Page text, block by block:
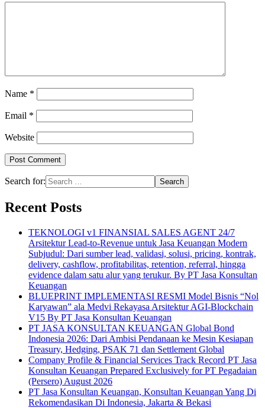
Name *
Email *
Website
Search for:
Recent Posts
TEKNOLOGI v1 FINANSIAL SALES AGENT 24/7
Arsitektur Lead-to-Revenue untuk Jasa Keuangan Modern
Subjudul: Dari sumber lead, validasi, solusi, pricing, kontrak,
delivery, cashflow, profitabilitas, retention, referral, hingga
evidence dalam satu alur yang terukur. By PT Jasa Konsultan
Keuangan
BLUEPRINT IMPLEMENTASI RESMI Model Bisnis “Nol
Karyawan” ala Medvi Rekayasa Arsitektur AGI-Blockchain
V15 By PT Jasa Konsultan Keuangan
PT JASA KONSULTAN KEUANGAN Global Bond
Indonesia 2026: Dari Ambisi Pendanaan ke Mesin Kesiapan
Treasury, Hedging, PSAK 71 dan Settlement Global
Company Profile & Financial Services Track Record PT Jasa
Konsultan Keuangan Prepared Exclusively for PT Pegadaian
(Persero) August 2026
PT Jasa Konsultan Keuangan, Konsultan Keuangan Yang Di
Rekomendasikan Di Indonesia, Jakarta & Bekasi